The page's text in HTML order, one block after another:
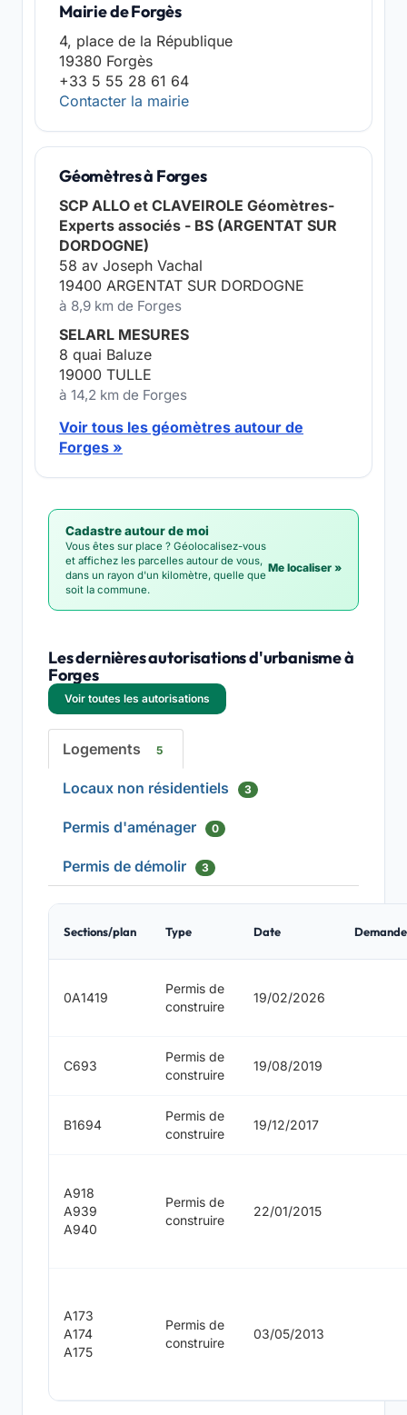
Mairie de Forgès
4, place de la République
19380 Forgès
+33 5 55 28 61 64
Contacter la mairie
Géomètres à Forges
SCP ALLO et CLAVEIROLE Géomètres-
Experts associés - BS (ARGENTAT SUR
DORDOGNE)
58 av Joseph Vachal
19400 ARGENTAT SUR DORDOGNE
à 8,9 km de Forges
SELARL MESURES
8 quai Baluze
19000 TULLE
à 14,2 km de Forges
Voir tous les géomètres autour de
Forges »
Cadastre autour de moi
Vous êtes sur place ? Géolocalisez-vous
et affichez les parcelles autour de vous,
dans un rayon d'un kilomètre, quelle que
soit la commune.
Me localiser »
Les dernières autorisations d'urbanisme à
Forges
Voir toutes les autorisations
Logements 5
Locaux non résidentiels 3
Permis d'aménager 0
Permis de démolir 3
Sections/plan Type Date
0A1419
Permis de
construire
19/02/2026
C693
Permis de
construire
19/08/2019
B1694
Permis de
construire
19/12/2017
A918
A939
A940
Permis de
construire
22/01/2015
A173
A174
A175
Permis de
construire
03/05/2013